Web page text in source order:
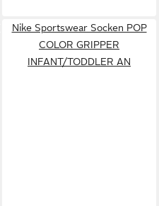
Nike Sportswear Socken POP
COLOR GRIPPER
INFANT/TODDLER AN